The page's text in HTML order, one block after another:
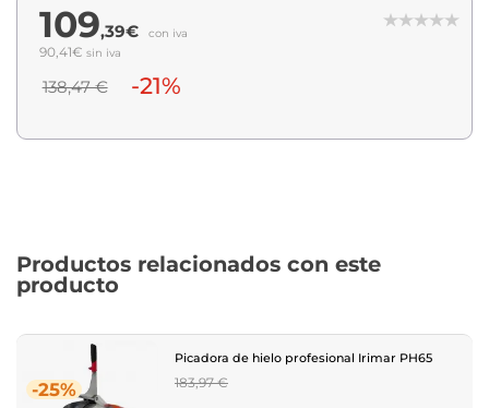
109,39€ con iva
90,41€ sin iva
138,47 € -21%
Productos relacionados con este
producto
-25%
Picadora de hielo profesional Irimar PH65
Regular
183,97 €